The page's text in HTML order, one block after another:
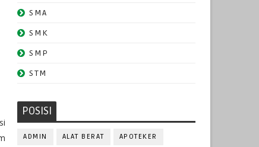
SMA
SMK
SMP
STM
POSISI
ADMIN ALAT BERAT APOTEKER